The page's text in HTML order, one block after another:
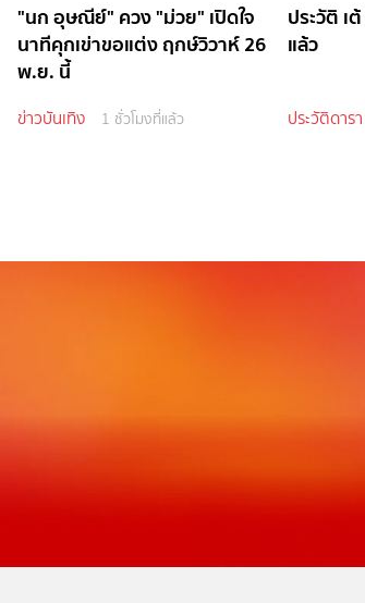
"นก อุษณีย์" ควง "ม่วย" เปิดใจ
นาทีคุกเข่าขอแต่ง ฤกษ์วิวาห์ 26
พ.ย. นี้
ข่าวบันเทิง 1 ชั่วโมงที่แล้ว
ประวัติ เ
แล้ว
ประวัติดารา